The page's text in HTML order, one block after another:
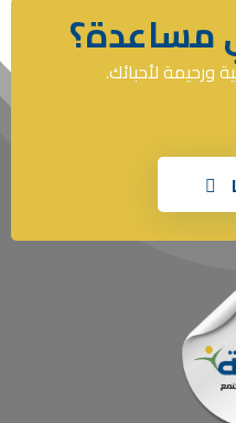
مساعدة؟
ورحيمة لأحبائك.